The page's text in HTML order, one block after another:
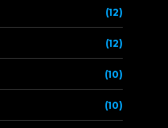
(12)
(12)
(10)
(10)